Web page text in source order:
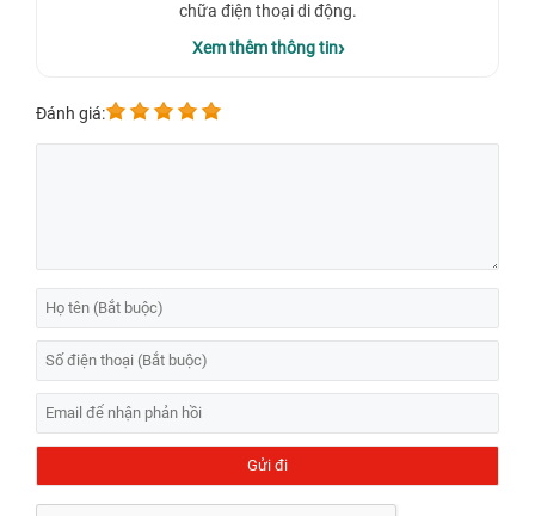
chữa điện thoại di động.
Xem thêm thông tin
Đánh giá: